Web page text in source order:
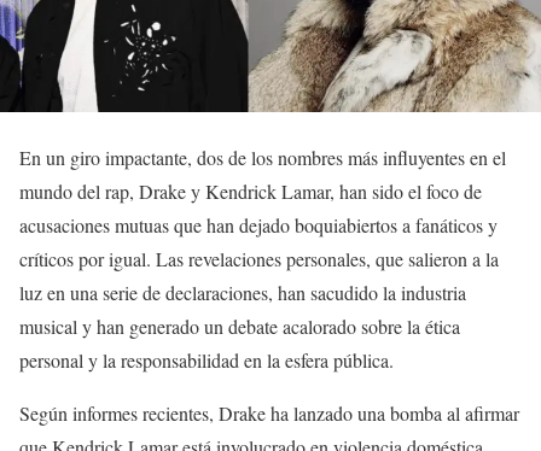
En un giro impactante, dos de los nombres más influyentes en el
mundo del rap, Drake y Kendrick Lamar, han sido el foco de
acusaciones mutuas que han dejado boquiabiertos a fanáticos y
críticos por igual. Las revelaciones personales, que salieron a la
luz en una serie de declaraciones, han sacudido la industria
musical y han generado un debate acalorado sobre la ética
personal y la responsabilidad en la esfera pública.
Según informes recientes, Drake ha lanzado una bomba al afirmar